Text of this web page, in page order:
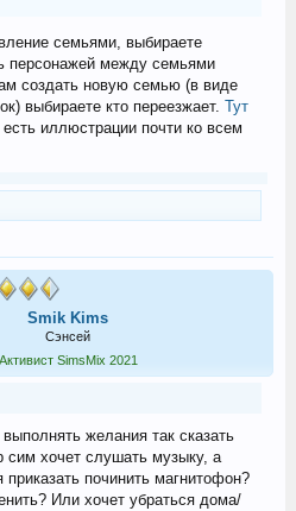
семьями, выбираете
между семьями
создать новую семью (в виде
выбираете кто переезжает. Тут
иллюстрации почти ко всем
Smik Kims
Сэнсей
Активист SimsMix 2021
желания так сказать
хочет слушать музыку, а
починить магнитофон?
Или хочет убраться дома/